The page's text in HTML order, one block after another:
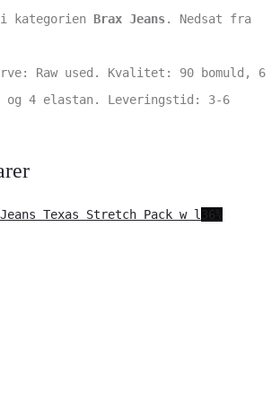
kategorien Brax Jeans. Nedsat fra
Raw used. Kvalitet: 90 bomuld, 6
og 4 elastan. Leveringstid: 3-6
36%